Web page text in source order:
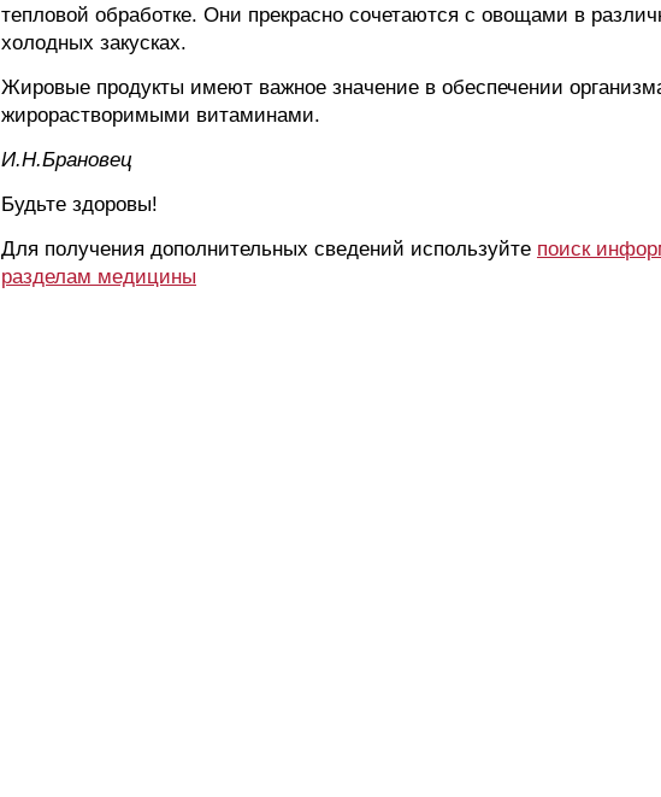
тепловой обработке. Они прекрасно сочетаются с овощами в
холодных закусках.
Жировые продукты имеют важное значение в обеспечении
жирорастворимыми витаминами.
И.H.Бpaнoвeц
Будьте здоровы!
Для получения дополнительных сведений используйте поиск
разделам медицины